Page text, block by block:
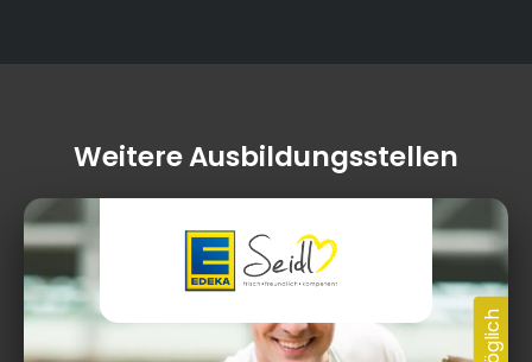
Weitere Ausbildungsstellen